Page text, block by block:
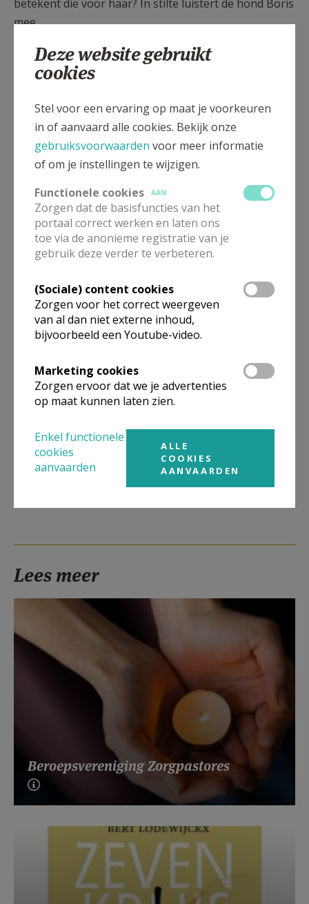
betekent die voor haar? In stilte luistert de hond Boris
mee.
Vorming
Antwerpen.
CCV wil de bijbels-christelijke geloofstraditie
ontsluiten in zijn vele dimensies
mensen en groepen bij hun concreet
engagement in kerk en samenleving en in hun
persoonlijke geloofsweg.
CCV biedt aan het brede publiek de kans om
christelijke traditie en zet in op verdieping met
betrekking tot christendom, kerk en het
concrete leven als christen midden in een
maatschappij.
CCV zet in op verbinding en laat zich vanuit de
interlevensbeschouwelijke dialoog uitdagen om
cultuur.
Verken het aanbod
Lees meer
Beroepsvereniging Zorgpastores
Deze website gebruikt
cookies
Stel voor een ervaring op maat je voorkeuren
in of aanvaard alle cookies. Bekijk onze
gebruiksvoorwaarden voor meer informatie
of om je instellingen te wijzigen.
Functionele cookies
AAN
Zorgen dat de basisfuncties van het
portaal correct werken en laten ons
toe via de anonieme registratie van je
gebruik deze verder te verbeteren.
(Sociale) content cookies
Zorgen voor het correct weergeven
van al dan niet externe inhoud,
bijvoorbeeld een Youtube-video.
Marketing cookies
Zorgen ervoor dat we je advertenties
op maat kunnen laten zien.
Enkel functionele
cookies
aanvaarden
ALLE
COOKIES
AANVAARDEN